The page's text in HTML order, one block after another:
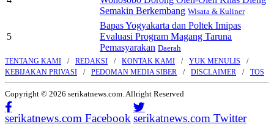
Semakin Berkembang Wisata & Kuliner
5
Bapas Yogyakarta dan Poltek Imipas
Evaluasi Program Magang Taruna
Pemasyarakan Daerah
TENTANG KAMI REDAKSI KONTAK KAMI
YUK MENULIS
KEBIJAKAN PRIVASI
PEDOMAN MEDIA SIBER DISCLAIMER TOS
Copyright © 2026 serikatnews.com. Allright Reserved
serikatnews.com Facebook serikatnews.com Twitter